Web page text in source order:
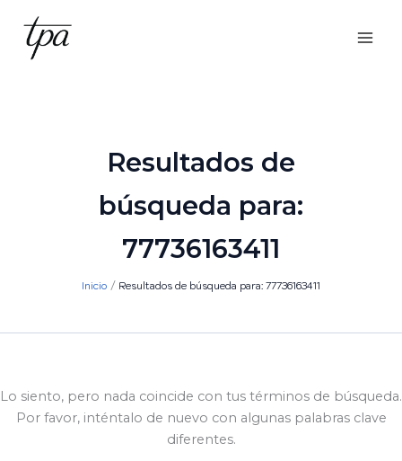
contenido
Resultados de
búsqueda para:
77736163411
Inicio Resultados de búsqueda para: 77736163411
Lo siento, pero nada coincide con tus términos de búsqueda.
Por favor, inténtalo de nuevo con algunas palabras clave
diferentes.